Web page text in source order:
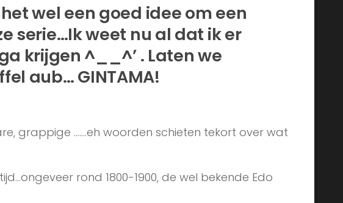
wel een goed idee om een
serie…Ik weet nu al dat ik er
krijgen ^__^’ . Laten we
aub… GINTAMA!
grappige …….eh woorden schieten tekort over wat
rond 1800-1900, de wel bekende Edo